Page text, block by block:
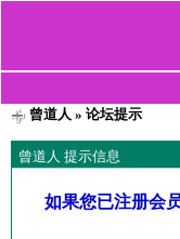
曾道人 » 论坛提示
曾道人 提示信息
如果您已注册会